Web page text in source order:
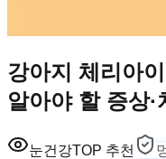
강아지 체리아
알아야 할 증상·
눈건강TOP 추천